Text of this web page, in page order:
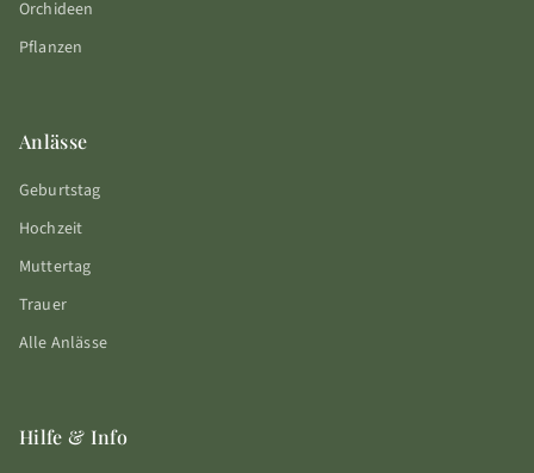
Orchideen
Pflanzen
Anlässe
Geburtstag
Hochzeit
Muttertag
Trauer
Alle Anlässe
Hilfe & Info